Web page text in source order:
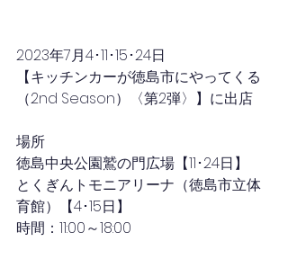
2023年7月4･11･15･24日
【キッチンカーが徳島市にやってくる
（2nd Season）〈第2弾〉】に出店
場所
徳島中央公園鷲の門広場【11･24日】
とくぎんトモニアリーナ（徳島市立体
育館）【4･15日】
時間：11:00～18:00